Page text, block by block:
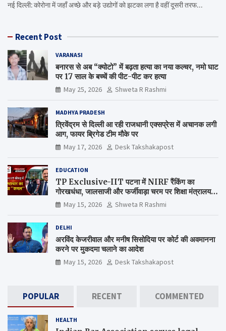
नई दिल्ली: कोरोना में जहाँ अच्छे और बड़े उद्योगों को झटका लगा है वहीं दूसरी तरफ…
Recent Post
VARANASI
बनारस से अब “क्योटो” में बढ़ता हत्या का नया कल्चर, नमो घाट
पर 17 साल के बच्चें की पीट-पीट कर हत्या
May 25, 2026 Shweta R Rashmi
MADHYA PRADESH
त्रिवेंद्रम से दिल्ली आ रही राजधानी एक्सप्रेस में अचानक लगी
आग, फायर ब्रिगेड टीम मौके पर
May 17, 2026 Desk Takshakapost
EDUCATION
TP Exclusive-IIT पटना में NIRF रैंकिंग का
गोरखधंधा, जालसाजी और फर्जीवाड़ा चरम पर शिक्षा मंत्रालय
कब जागेगा ?
May 15, 2026 Shweta R Rashmi
DELHI
अरविंद केजरीवाल और मनीष सिसोदिया पर कोर्ट की अवमानना
करने पर मुकदमा चलाने का आदेश
May 15, 2026 Desk Takshakapost
POPULAR RECENT COMMENTED
HEALTH